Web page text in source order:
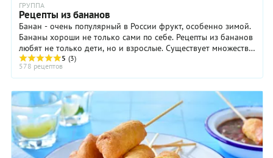
ГРУППА
Рецепты из бананов
Банан - очень популярный в России фрукт, особенно зимой.
Бананы хороши не только сами по себе. Рецепты из бананов
любят не только дети, но и взрослые. Существует множество
отличных блюд и десертов. ...
5 (3)
578 рецептов